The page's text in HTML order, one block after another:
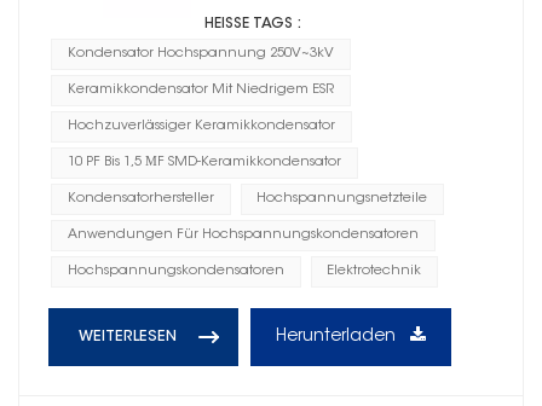
HEISSE TAGS :
Kondensator Hochspannung 250V~3kV
Keramikkondensator Mit Niedrigem ESR
Hochzuverlässiger Keramikkondensator
10 PF Bis 1,5 ΜF SMD-Keramikkondensator
Kondensatorhersteller Hochspannungsnetzteile
Anwendungen Für Hochspannungskondensatoren
Hochspannungskondensatoren Elektrotechnik
WEITERLESEN Herunterladen